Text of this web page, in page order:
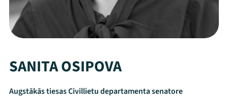
SANITA OSIPOVA
Augstākās tiesas Civillietu departamenta senatore